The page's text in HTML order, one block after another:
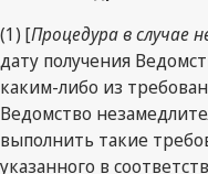
(1) [Процедура в случае
дату получения
каким-либо из
Ведомство
выполнить такие
указанного в